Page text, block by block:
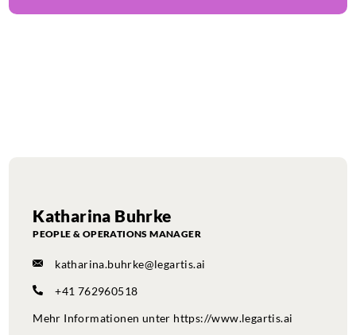
Katharina Buhrke
PEOPLE & OPERATIONS MANAGER
katharina.buhrke@legartis.ai
+41 762960518
Mehr Informationen unter https://www.legartis.ai